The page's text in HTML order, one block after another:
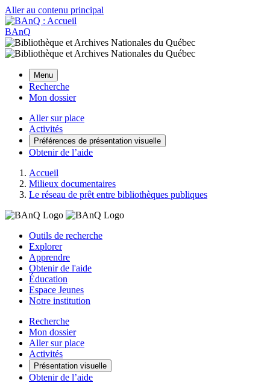
Aller au contenu principal
BAnQ
Menu
Recherche
Mon dossier
Aller sur place
Activités
Préférences de présentation visuelle
Obtenir de l’aide
Accueil
Milieux documentaires
Le réseau de prêt entre bibliothèques publiques
Outils de recherche
Explorer
Apprendre
Obtenir de l'aide
Éducation
Espace Jeunes
Notre institution
Recherche
Mon dossier
Aller sur place
Activités
Présentation visuelle
Obtenir de l’aide